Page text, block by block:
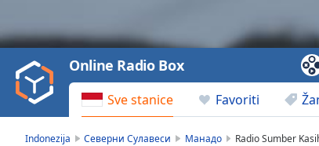
Play
Video
Play
Backward
Skip
Sve stanice Favoriti
Online Radio Box
Indonezija Северни Сулавеси Манадо Radio Sumber